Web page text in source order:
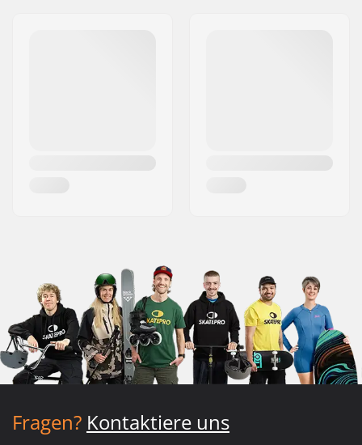
Fragen? Kontaktiere uns